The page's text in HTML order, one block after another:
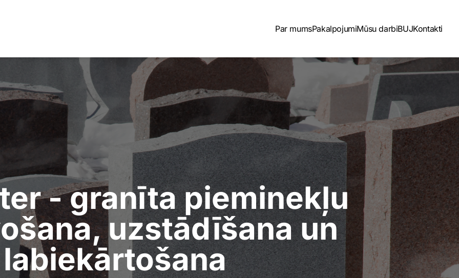
Par mumsPakalpojumiMūsu darbiBUJKontakti
- granīta pieminekļu
uzstādīšana un
labiekārtošana